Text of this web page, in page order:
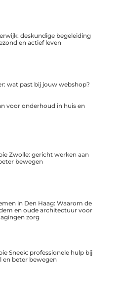
deskundige begeleiding
en actief leven
wat past bij jouw webshop?
voor onderhoud in huis en
Zwolle: gericht werken aan
bewegen
in Den Haag: Waarom de
en oude architectuur voor
zorg
Sneek: professionele hulp bij
en beter bewegen